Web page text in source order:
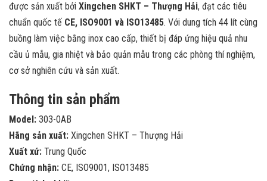
được sản xuất bởi Xingchen SHKT – Thượng Hải, đạt các tiêu
chuẩn quốc tế CE, ISO9001 và ISO13485. Với dung tích 44 lít cùng
buồng làm việc bằng inox cao cấp, thiết bị đáp ứng hiệu quả nhu
cầu ủ mẫu, gia nhiệt và bảo quản mẫu trong các phòng thí nghiệm,
cơ sở nghiên cứu và sản xuất.
Thông tin sản phẩm
Model: 303-0AB
Hãng sản xuất: Xingchen SHKT – Thượng Hải
Xuất xứ: Trung Quốc
Chứng nhận: CE, ISO9001, ISO13485